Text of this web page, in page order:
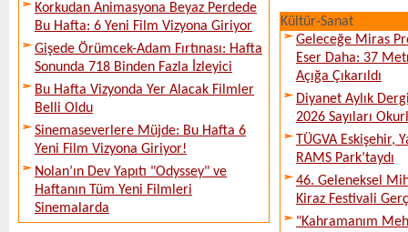
Korkudan Animasyona Beyaz Perdede
Bu Hafta: 6 Yeni Film Vizyona Giriyor
Gişede Örümcek-Adam Fırtınası: Hafta
Sonunda 718 Binden Fazla İzleyici
Bu Hafta Vizyonda Yer Alacak Filmler
Belli Oldu
Sinemaseverlere Müjde: Bu Hafta 6
Yeni Film Vizyona Giriyor!
Nolan’ın Dev Yapıtı "Odyssey" ve
Haftanın Tüm Yeni Filmleri
Sinemalarda
Kültür-Sanat
Geleceğe Miras
Eser Daha: 37
Açığa Çıkarıldı
Diyanet Aylık
2026 Sayıları
TÜGVA Eskişehir,
RAMS Park’taydı
46. Geleneksel
Kiraz Festivali
"Kahramanım